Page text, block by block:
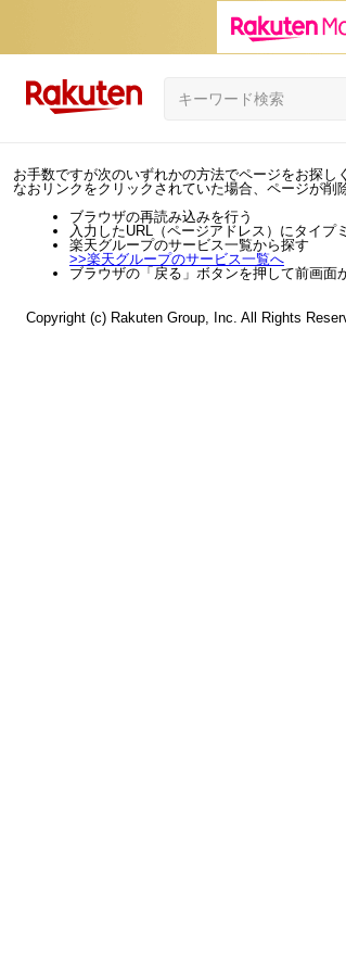
お手数ですが次のいずれかの方法でページをお探し
なおリンクをクリックされていた場合、ページが削
ブラウザの再読み込みを行う
入力したURL（ページアドレス）にタイプ
楽天グループのサービス一覧から探す
>>楽天グループのサービス一覧へ
ブラウザの「戻る」ボタンを押して前画面
Copyright (c) Rakuten Group, Inc. All Rights